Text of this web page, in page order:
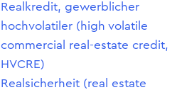
Realkredit, gewerblicher
hochvolatiler (high volatile
commercial real-estate credit,
HVCRE)
Realsicherheit (real estate